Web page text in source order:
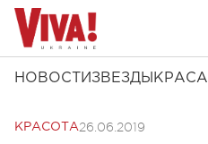
НОВОСТИ ЗВЕЗДЫ КРАСА
КРАСОТА26.06.2019